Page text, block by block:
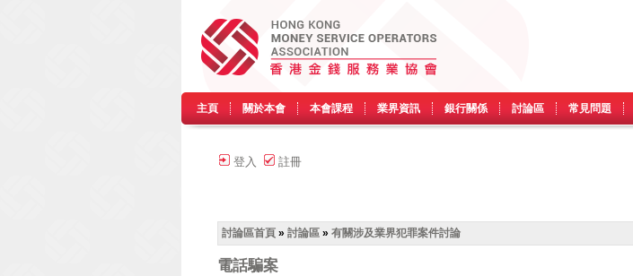
主頁 關於本會 本會課程 業界資訊 銀行關係 討論區 常見問題
登入 註冊
討論區首頁 » 討論區 » 有關涉及業界犯罪案件討論
電話騙案